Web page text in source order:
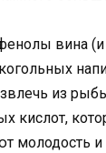
вина
из
кислот,
молодость